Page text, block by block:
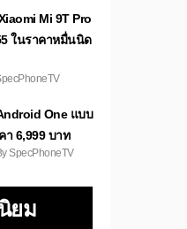
Mi 9T Pro
ในราคาหมื่นนิด
One แบบ
า 6,999 บาท
SpecPhoneTV
ยม